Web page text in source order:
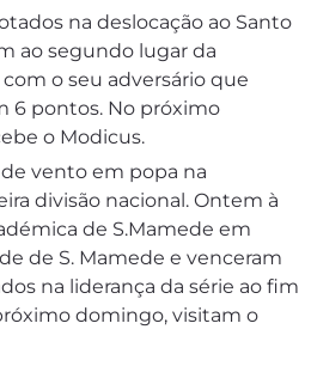
na deslocação ao Santo
ao segundo lugar da
o seu adversário que
6 pontos. No próximo
o Modicus.
vento em popa na
divisão nacional. Ontem à
de S.Mamede em
de S. Mamede e venceram
na liderança da série ao fim
domingo, visitam o